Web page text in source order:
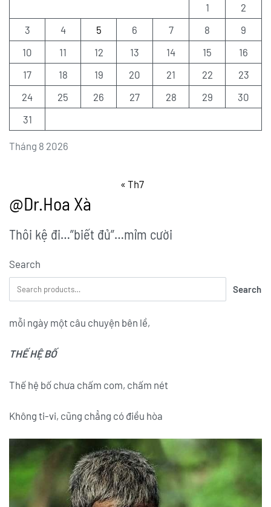
Tháng 8 2026
1
2
3
4 5 6 7 8
9
10
11 12 13 14 15
16
17
18 19 20 21 22
23
24
25 26 27 28 29
30
31
« Th7
@Dr.Hoa Xà
Thôi kệ đi…”biết đủ”…mỉm cười
Search
Search
mỗi ngày một câu chuyện bên lề,
THẾ HỆ BỐ
Thế hệ bố chưa chấm com, chấm nét
Không ti-vi, cũng chẳng có điều hòa